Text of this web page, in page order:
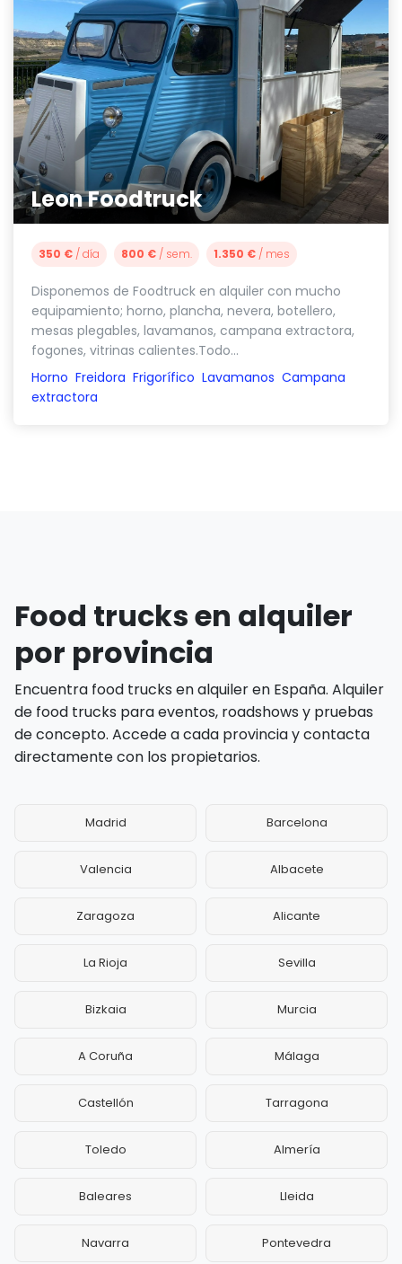
Leon Foodtruck
350 € / día 800 € / sem. 1.350 € / mes
Disponemos de Foodtruck en alquiler con mucho
equipamiento; horno, plancha, nevera, botellero,
mesas plegables, lavamanos, campana extractora,
fogones, vitrinas calientes.Todo...
Horno Freidora Frigorífico Lavamanos Campana
extractora
Food trucks en alquiler
por provincia
Encuentra food trucks en alquiler en España. Alquiler
de food trucks para eventos, roadshows y pruebas
de concepto. Accede a cada provincia y contacta
directamente con los propietarios.
Madrid Barcelona
Valencia Albacete
Zaragoza Alicante
La Rioja Sevilla
Bizkaia Murcia
A Coruña Málaga
Castellón Tarragona
Toledo Almería
Baleares Lleida
Navarra Pontevedra